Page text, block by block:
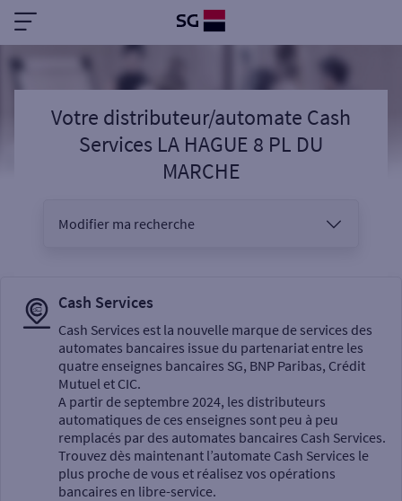
Votre distributeur/automate Cash
Services LA HAGUE 8 PL DU
MARCHE
Modifier ma recherche
Sélectionnez votre recherche
Un service
Cash Services
Cash Services est la nouvelle marque de services des
automates bancaires issue du partenariat entre les
quatre enseignes bancaires SG, BNP Paribas, Crédit
Mutuel et CIC.
A partir de septembre 2024, les distributeurs
automatiques de ces enseignes sont peu à peu
remplacés par des automates bancaires Cash Services.
Trouvez dès maintenant l’automate Cash Services le
plus proche de vous et réalisez vos opérations
bancaires en libre-service.